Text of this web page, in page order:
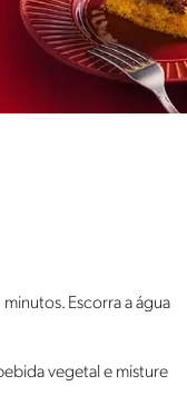
Escorra a água
vegetal e misture